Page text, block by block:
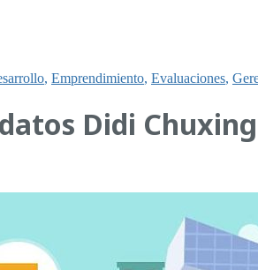
, Emprendimiento, Evaluaciones,
Didi